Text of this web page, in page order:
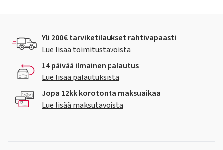
Yli 200€ tarviketilaukset rahtivapaasti
Lue lisää toimitustavoista
14 päivää ilmainen palautus
Lue lisää palautuksista
Jopa 12kk korotonta maksuaikaa
Lue lisää maksutavoista